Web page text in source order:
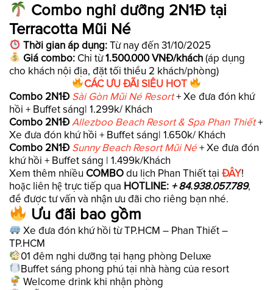
Combo nghỉ dưỡng 2N1Đ tại
Terracotta Mũi Né
Thời gian áp dụng:Từ nay đến 31/10/2025
Giá combo: Chỉ từ1.500.000 VNĐ/khách(áp dụng
cho khách nội địa, đặt tối thiểu 2 khách/phòng)
CÁC ƯU ĐÃI SIÊU HOT
Combo 2N1Đ Sài Gòn Mũi Né Resort+ Xe đưa đón khứ
hồi + Buffet sáng| 1.299k/ Khách
Combo 2N1ĐAllezboo Beach Resort & Spa Phan Thiết+
Xe đưa đón khứ hồi + Buffet sáng| 1.650k/ Khách
Combo 2N1Đ Sunny Beach Resort Mũi Né+ Xe đưa đón
khứ hồi + Buffet sáng | 1.499k/Khách
Xem thêm nhiều COMBOdu lịch Phan Thiết tại ĐÂY!
hoặc liên hệ trực tiếp qua HOTLINE: + 84.938.057.789,
để được tư vấn và nhận ưu đãi cho riêng bạn nhé.
Ưu đãi bao gồm
Xe đưa đón khứ hồi từ TP.HCM – Phan Thiết –
TP.HCM
01 đêm nghỉ dưỡng tại hạng phòng Deluxe
Buffet sáng phong phú tại nhà hàng của resort
Welcome drink khi nhận phòng